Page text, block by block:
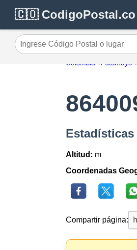
🇨🇴 CodigoPostal.co
Ingrese Código Postal o lugar
Colombia Putumayo
Estadísticas
Altitud: m
Coordenadas
Compartir página: